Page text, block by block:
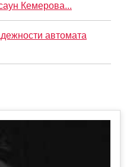
Кемерова...
автомата